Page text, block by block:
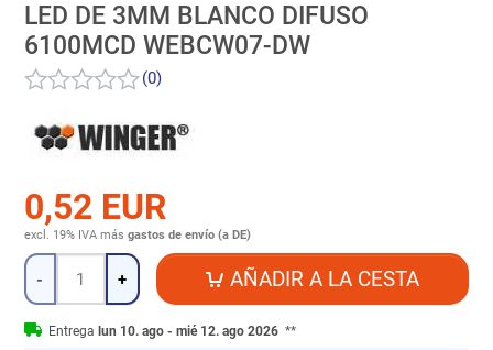
LED DE 3MM BLANCO DIFUSO
6100MCD WEBCW07-DW
(0)
0,52 EUR
excl. 19% IVA más gastos de envío (a DE)
Cantidad
- + AÑADIR A LA CESTA
Entrega lun 10. ago - mié 12. ago 2026 **